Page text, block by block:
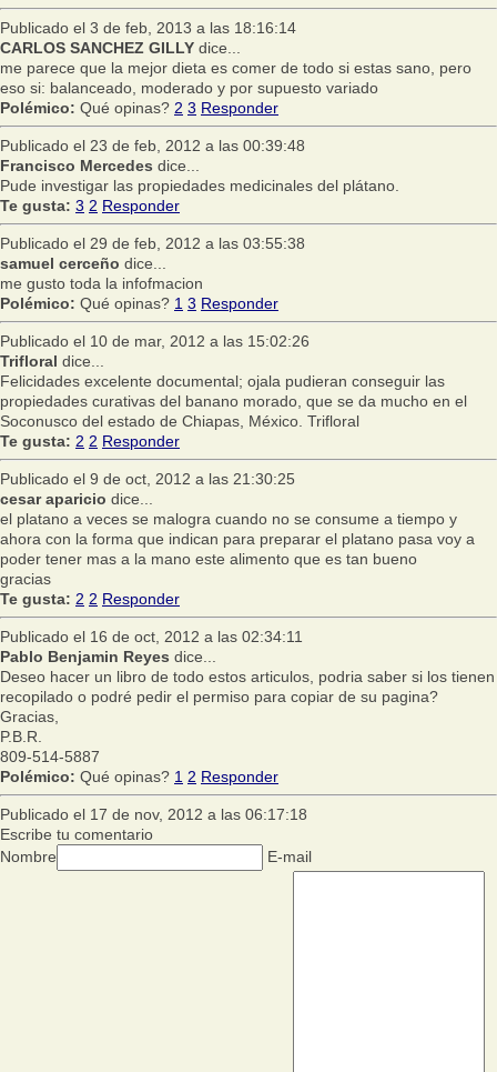
Publicado el 3 de feb, 2013 a las 18:16:14
CARLOS SANCHEZ GILLY dice...
me parece que la mejor dieta es comer de todo si estas sano, pero
eso si: balanceado, moderado y por supuesto variado
Polémico: Qué opinas? 2 3 Responder
Publicado el 23 de feb, 2012 a las 00:39:48
Francisco Mercedes dice...
Pude investigar las propiedades medicinales del plátano.
Te gusta: 3 2 Responder
Publicado el 29 de feb, 2012 a las 03:55:38
samuel cerceño dice...
me gusto toda la infofmacion
Polémico: Qué opinas? 1 3 Responder
Publicado el 10 de mar, 2012 a las 15:02:26
Trifloral dice...
Felicidades excelente documental; ojala pudieran conseguir las
propiedades curativas del banano morado, que se da mucho en el
Soconusco del estado de Chiapas, México. Trifloral
Te gusta: 2 2 Responder
Publicado el 9 de oct, 2012 a las 21:30:25
cesar aparicio dice...
el platano a veces se malogra cuando no se consume a tiempo y
ahora con la forma que indican para preparar el platano pasa voy a
poder tener mas a la mano este alimento que es tan bueno
gracias
Te gusta: 2 2 Responder
Publicado el 16 de oct, 2012 a las 02:34:11
Pablo Benjamin Reyes dice...
Deseo hacer un libro de todo estos articulos, podria saber si los tienen
recopilado o podré pedir el permiso para copiar de su pagina?
Gracias,
P.B.R.
809-514-5887
Polémico: Qué opinas? 1 2 Responder
Publicado el 17 de nov, 2012 a las 06:17:18
Escribe tu comentario
Nombre
E-mail